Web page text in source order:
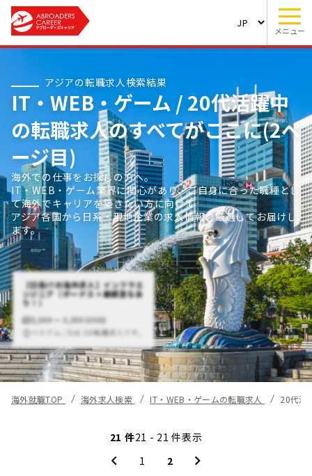
メニュー
アジアの転職求人検索結果
IT・WEB・ゲーム / 20代活躍中
の転職求人のすべてがここに(2ペ
ージ目)
海外での仕事をお探しの方へ。
IT・WEB・ゲーム業界に関心があり、ご自身に合った職種とし
て海外でキャリアを築きたい方に向けて
アジア各国から日系・現地企業の求人情報を厳選してお届けし
ます。
【日系ITの海外求人】インフラエ
ンジニア（ボーナス＋業績賞与あ
り！）
2,500 〜 3,200 (USD)
ベトナム / Dist 3の転職求人です。
海外就職TOP 海外求人検索 IT・WEB・ゲームの転職求人 20代活
21 件21 - 21 件表示
1
2